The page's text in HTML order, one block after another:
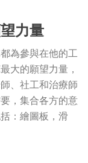
力量
為參與在他的工
大的願望力量，
、社工和治療師
，集合各方的意
：繪圖板，滑